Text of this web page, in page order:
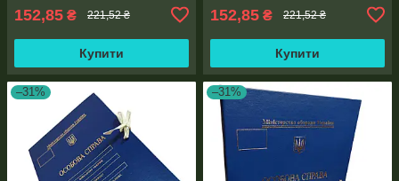
152,85 ₴ 221,52 ₴
Купити
152,85 ₴ 221,52 ₴
Купити
–31% –31%